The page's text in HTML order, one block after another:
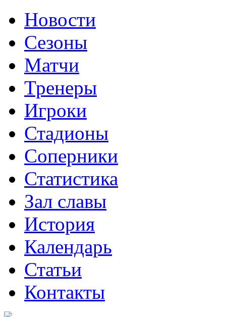
Новости
Сезоны
Матчи
Тренеры
Игроки
Стадионы
Соперники
Статистика
Зал славы
История
Календарь
Статьи
Контакты